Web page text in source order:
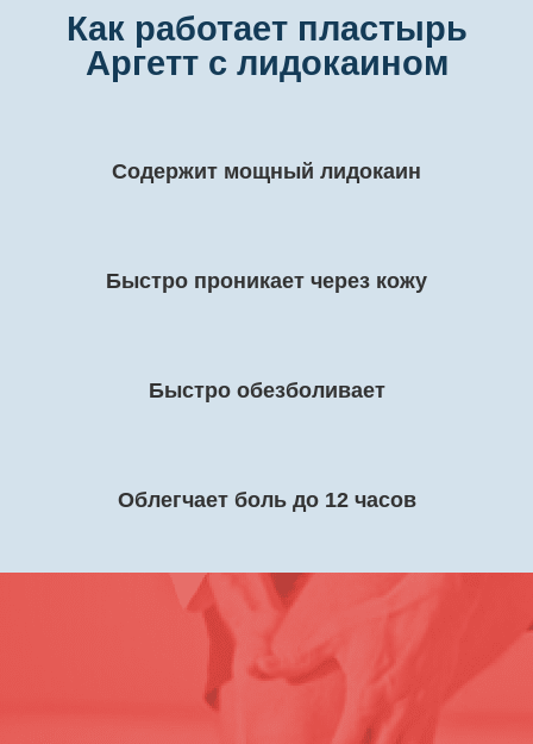
Как работает пластырь
Аргетт с лидокаином
Содержит мощный лидокаин
Быстро проникает через кожу
Быстро обезболивает
Облегчает боль до 12 часов